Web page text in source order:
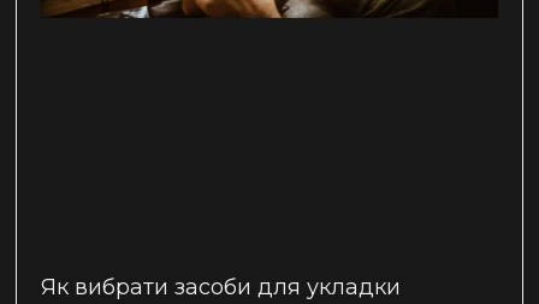
Як вибрати засоби для укладки